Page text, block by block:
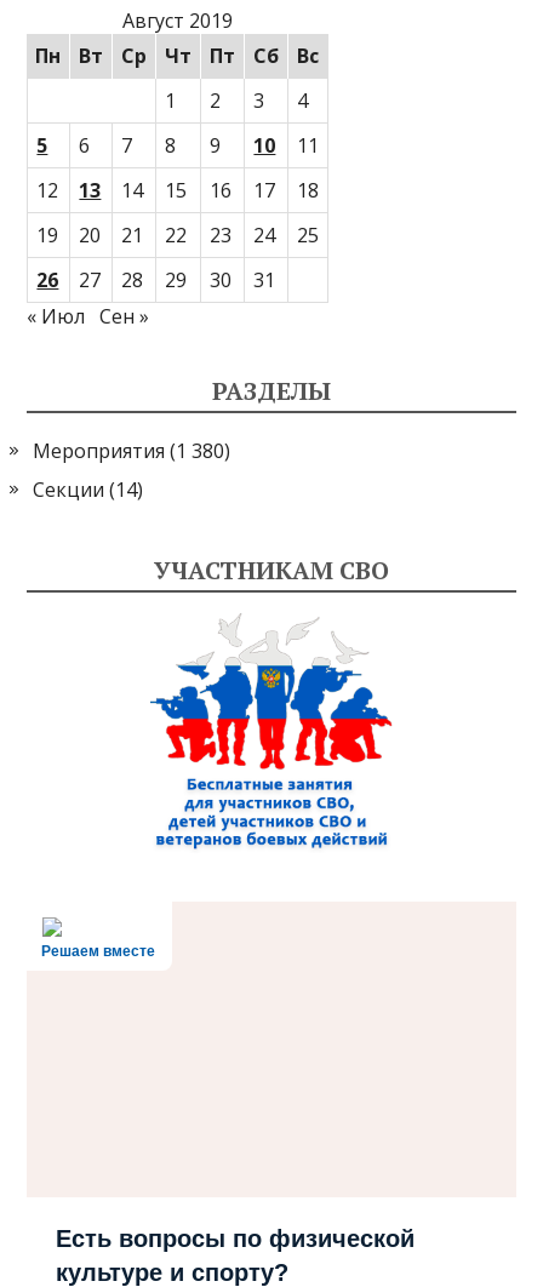
Август 2019
Пн
Вт Ср Чт Пт Сб
Вс
1
2 3
4
5
6 7 8 9 10
11
12
13 14 15 16 17
18
19
20 21 22 23 24
25
26
27 28 29 30
31
« Июл
Сен »
РАЗДЕЛЫ
Мероприятия (1 380)
Секции (14)
УЧАСТНИКАМ СВО
Решаем вместе
Есть вопросы по физической
культуре и спорту?